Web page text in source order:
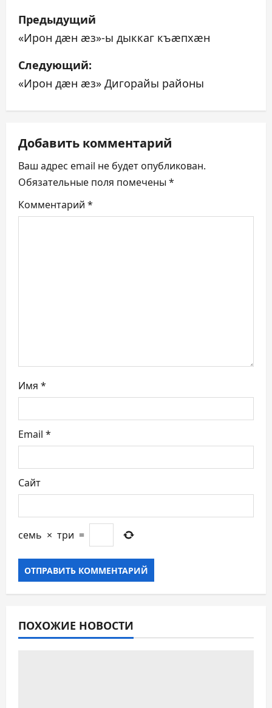
Н
а
в
и
г
а
ц
и
я
и
с
я
м
Предыдущий
«Ирон дæн æз»-ы дыккаг къæпхæн
Следующий:
«Ирон дæн æз» Дигорайы районы
Добавить комментарий
Ваш адрес email не будет опубликован.
Обязательные поля помечены *
Комментарий *
Имя *
Email *
Сайт
семь × три =
ПОХОЖИЕ НОВОСТИ